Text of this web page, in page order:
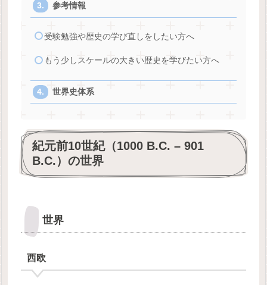
参考情報
受験勉強や歴史の学び直しをしたい方へ
もう少しスケールの大きい歴史を学びたい方へ
世界史体系
紀元前10世紀（1000 B.C. – 901
B.C.）の世界
世界
西欧